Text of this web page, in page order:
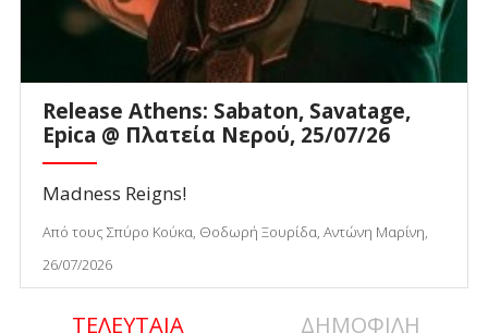
Release Athens: Sabaton, Savatage,
Epica @ Πλατεία Νερού, 25/07/26
Madness Reigns!
Από τους Σπύρο Κούκα, Θοδωρή Ξουρίδα, Αντώνη Μαρίνη,
26/07/2026
ΤΕΛΕΥΤΑΙΑ ΔΗΜΟΦΙΛΗ